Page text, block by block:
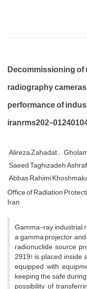
Decommissioning
radiography
performance of
iranrms202-
Alireza Zahadat
Saeed Taghizadeh
Abbas Rahimi
Office of Radiation
Iran
Gamma-ray industrial
a gamma projector,
radionuclide source
2919) is placed inside
equipped with
keeping the safe